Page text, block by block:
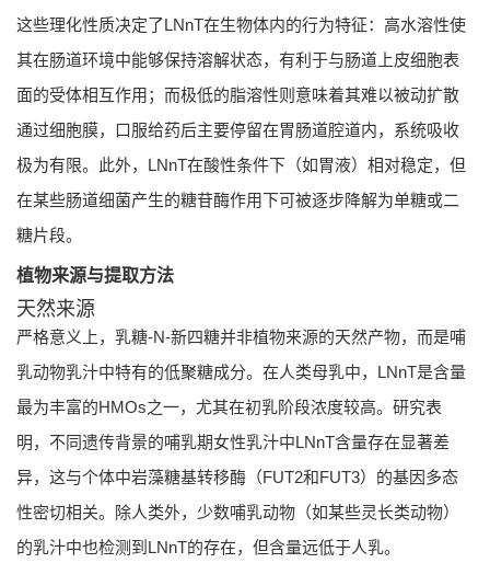
这些理化性质决定了LNnT在生物体内的行为特征：高水溶性使
其在肠道环境中能够保持溶解状态，有利于与肠道上皮细胞表
面的受体相互作用；而极低的脂溶性则意味着其难以被动扩散
通过细胞膜，口服给药后主要停留在胃肠道腔道内，系统吸收
极为有限。此外，LNnT在酸性条件下（如胃液）相对稳定，但
在某些肠道细菌产生的糖苷酶作用下可被逐步降解为单糖或二
糖片段。
植物来源与提取方法
天然来源
严格意义上，乳糖-N-新四糖并非植物来源的天然产物，而是哺
乳动物乳汁中特有的低聚糖成分。在人类母乳中，LNnT是含量
最为丰富的HMOs之一，尤其在初乳阶段浓度较高。研究表
明，不同遗传背景的哺乳期女性乳汁中LNnT含量存在显著差
异，这与个体中岩藻糖基转移酶（FUT2和FUT3）的基因多态
性密切相关。除人类外，少数哺乳动物（如某些灵长类动物）
的乳汁中也检测到LNnT的存在，但含量远低于人乳。